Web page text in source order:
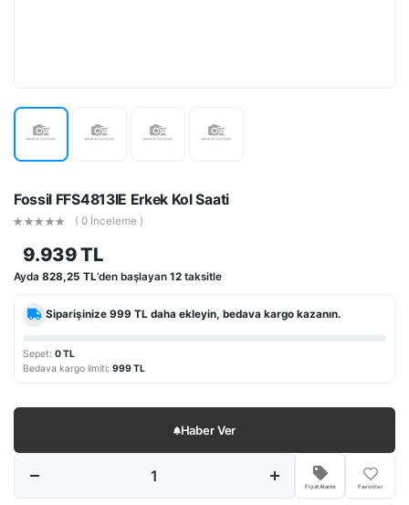
Fossil FFS4813IE Erkek Kol Saati
( 0 İnceleme )
9.939 TL
Ayda 828,25 TL’den başlayan 12 taksitle
Siparişinize999 TL daha ekleyin, bedava kargo kazanın.
Sepet: 0 TL
Bedava kargo limiti: 999 TL
Haber Ver
Fiyat Alarmı Favoriler